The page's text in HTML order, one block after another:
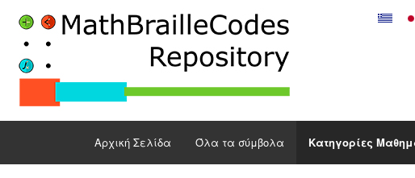
Αρχική Σελίδα Όλα τα σύμβολα Κατηγορίες